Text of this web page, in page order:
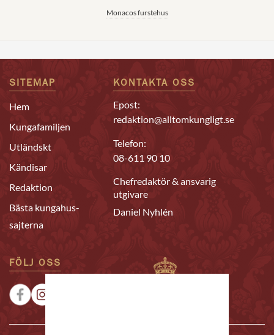
Monacos furstehus
SITEMAP
Hem
Kungafamiljen
Utländskt
Kändisar
Redaktion
Bästa kungahus-
sajterna
KONTAKTA OSS
Epost:
redaktion@alltomkungligt.se
Telefon:
08-611 90 10
Chefredaktör & ansvarig
utgivare
Daniel Nyhlén
FÖLJ OSS